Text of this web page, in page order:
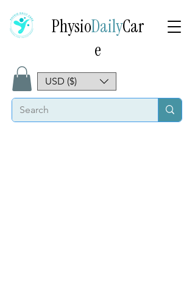
PhysioDailyCar
e
USD ($)